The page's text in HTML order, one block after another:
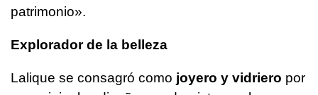
patrimonio».
Explorador de la belleza
Lalique se consagró como joyero y vidriero por